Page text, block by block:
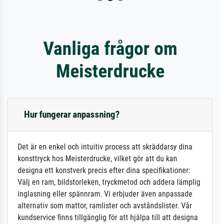
Vanliga frågor om
Meisterdrucke
Hur fungerar anpassning?
Det är en enkel och intuitiv process att skräddarsy dina
konsttryck hos Meisterdrucke, vilket gör att du kan
designa ett konstverk precis efter dina specifikationer:
Välj en ram, bildstorleken, tryckmetod och addera lämplig
inglasning eller spännram. Vi erbjuder även anpassade
alternativ som mattor, ramlister och avståndslister. Vår
kundservice finns tillgänglig för att hjälpa till att designa